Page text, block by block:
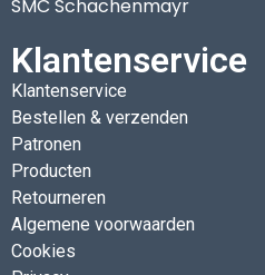
SMC Schachenmayr
Klantenservice
Klantenservice
Bestellen & verzenden
Patronen
Producten
Retourneren
Algemene voorwaarden
Cookies